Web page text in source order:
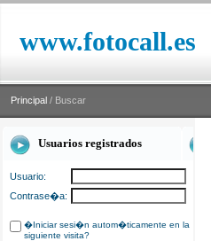
www.fotocall.es
Principal / Buscar
Usuarios registrados
Usuario:
Contrase�a:
�Iniciar sesi�n autom�ticamente en la
siguiente visita?